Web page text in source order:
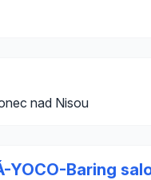
nad Nisou
YOCO-Baring